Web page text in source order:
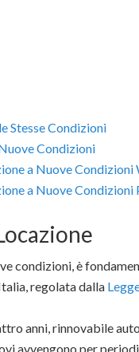
Stesse Condizioni
Condizioni
a Nuove Condizioni
a Nuove Condizioni
condizioni, è
regolata dalla
anni, rinnovabile
avvengono per